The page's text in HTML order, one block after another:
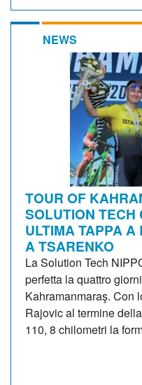
NEWS
TOUR OF
SOLUTION
ULTIMA TAPPA
A TSARENKO
La Solution Tech
perfetta la quattro
Kahramanmaraş. Con
Rajovic al termine
110, 8 chilometri la